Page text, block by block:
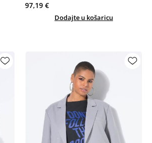
97,19 €
Dodajte u košaricu